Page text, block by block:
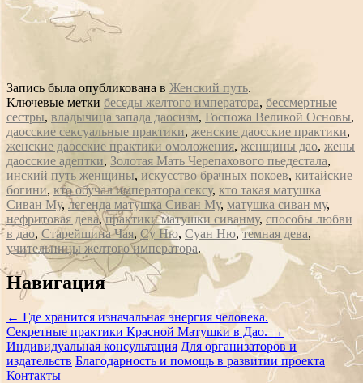
Запись была опубликована в Женский путь.
Ключевые метки беседы желтого императора, бессмертные
сестры, владычица запада даосизм, Госпожа Великой Основы,
даосские сексуальные практики, женские даосские практики,
женские даосские практики омоложения, женщины дао, жены
даосские адептки, Золотая Мать Черепахового пьедестала,
инский путь женщины, искусство брачных покоев, китайские
богини, кто обучал императора сексу, кто такая матушка
Сиван Му, легенда матушка Сиван Му, матушка сиван му,
нефритовая дева,практики матушки сиванму, способы любви
в дао, Старейшина Чая, Су Ню, Суан Ню,темная дева,
учительницы желтого императора.
Сообщение
навигации
Навигация
← Где хранится изначальная энергия человека.
Секретные практики Красной Матушки в Дао. →
Индивидуальная консультация Для организаторов и
издательств Благодарность и помощь в развитии проекта
Контакты